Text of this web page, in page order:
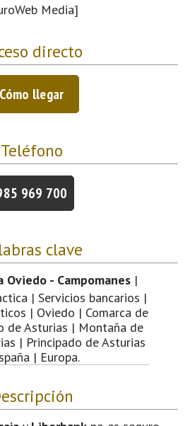
Media]
directo
Cómo llegar
Teléfono
969 700
clave
Oviedo - Campomanes |
| Servicios bancarios |
| Oviedo | Comarca de
de Asturias | Montaña de
| Principado de Asturias
| Europa.